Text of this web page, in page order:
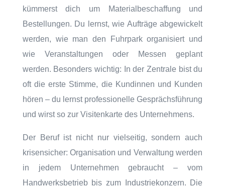
kümmerst dich um Materialbeschaffung und
Bestellungen. Du lernst, wie Aufträge abgewickelt
werden, wie man den Fuhrpark organisiert und
wie Veranstaltungen oder Messen geplant
werden. Besonders wichtig: In der Zentrale bist du
oft die erste Stimme, die Kundinnen und Kunden
hören – du lernst professionelle Gesprächsführung
und wirst so zur Visitenkarte des Unternehmens.
Der Beruf ist nicht nur vielseitig, sondern auch
krisensicher: Organisation und Verwaltung werden
in jedem Unternehmen gebraucht – vom
Handwerksbetrieb bis zum Industriekonzern. Die